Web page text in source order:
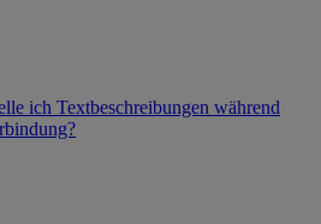
ich Textbeschreibungen während